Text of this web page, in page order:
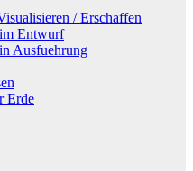
/ Erschaffen
Entwurf
Ausfuehrung
Erde